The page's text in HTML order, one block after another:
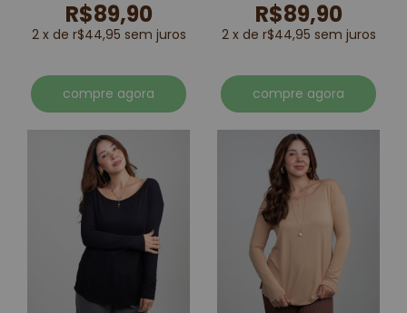
R$89,90
2 x de r$44,95 sem juros
compre agora
white
R$89,90
2 x de r$44,95 sem juros
compre agora